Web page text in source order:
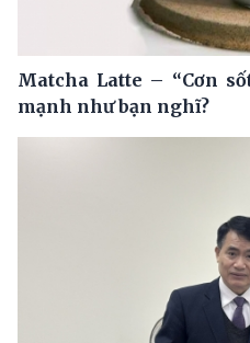
Matcha Latte – “Cơn
mạnh như bạn nghĩ?